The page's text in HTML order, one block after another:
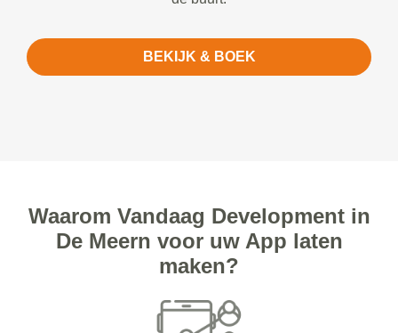
BEKIJK & BOEK
Waarom Vandaag Development in
De Meern voor uw App laten
maken?